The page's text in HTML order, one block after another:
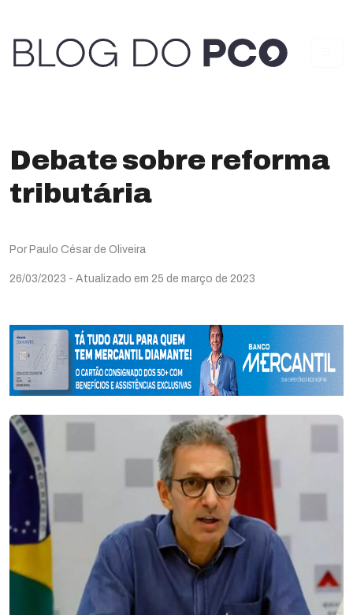
Debate sobre reforma
tributária
Por Paulo César de Oliveira
26/03/2023 - Atualizado em 25 de março de 2023